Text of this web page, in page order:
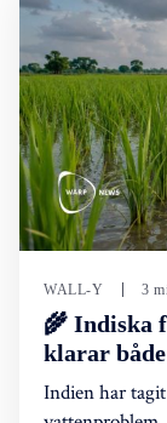
WALL-Y 3
🌾 Indiska
klarar
Indien har